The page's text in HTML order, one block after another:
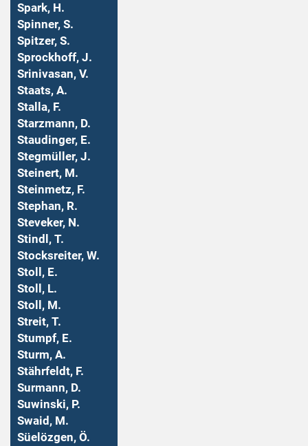
Spark, H.
Spinner, S.
Spitzer, S.
Sprockhoff, J.
Srinivasan, V.
Staats, A.
Stalla, F.
Starzmann, D.
Staudinger, E.
Stegmüller, J.
Steinert, M.
Steinmetz, F.
Stephan, R.
Steveker, N.
Stindl, T.
Stocksreiter, W.
Stoll, E.
Stoll, L.
Stoll, M.
Streit, T.
Stumpf, E.
Sturm, A.
Stährfeldt, F.
Surmann, D.
Suwinski, P.
Swaid, M.
Süelözgen, Ö.